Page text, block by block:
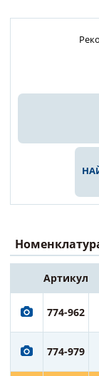
Артикул
774-962
774-979